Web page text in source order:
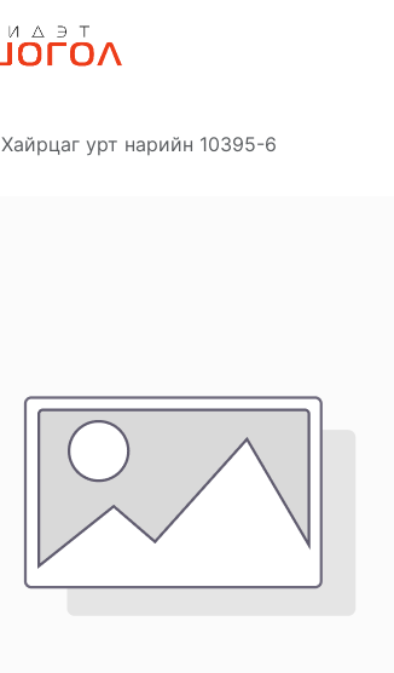
Хайрцаг урт нарийн 10395-6